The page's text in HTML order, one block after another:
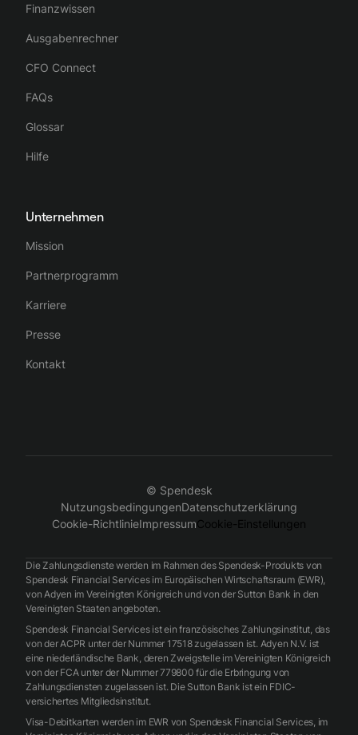
Finanzwissen
Ausgabenrechner
CFO Connect
FAQs
Glossar
Hilfe
Unternehmen
Mission
Partnerprogramm
Karriere
Presse
Kontakt
© Spendesk
NutzungsbedingungenDatenschutzerklärung
Cookie-RichtlinieImpressumCookie-Einstellungen
Die Zahlungsdienste werden im Rahmen des Spendesk-Produkts von
Spendesk Financial Services im Europäischen Wirtschaftsraum (EWR),
von Adyen im Vereinigten Königreich und von der Sutton Bank in den
Vereinigten Staaten angeboten.
Spendesk Financial Services ist ein französisches Zahlungsinstitut, das
von der ACPR unter der Nummer 17518 zugelassen ist. Adyen N.V. ist
eine niederländische Bank, deren Zweigstelle im Vereinigten Königreich
von der FCA unter der Nummer 779800 für die Erbringung von
Zahlungsdiensten zugelassen ist. Die Sutton Bank ist ein FDIC-
versichertes Mitgliedsinstitut.
Visa-Debitkarten werden im EWR von Spendesk Financial Services, im